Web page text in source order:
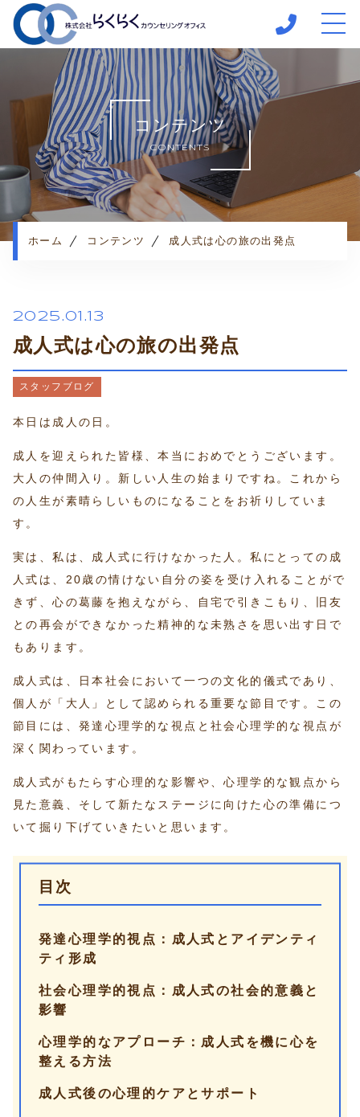
ホーム
当社について
サポートメニュー
心理相談室への
ご案内
ご予約までの流れ
よくある質問
お知らせ
コアカウンセリング
ホームページはこちら
コンテンツ
CONTENTS
ホーム コンテンツ 成人式は心の旅の出発点
2025.01.13
成人式は心の旅の出発点
スタッフブログ
本日は成人の日。
成人を迎えられた皆様、本当におめでとうございます。
大人の仲間入り。新しい人生の始まりですね。これから
の人生が素晴らしいものになることをお祈りしていま
す。
実は、私は、成人式に行けなかった人。私にとっての成
人式は、20歳の情けない自分の姿を受け入れることがで
きず、心の葛藤を抱えながら、自宅で引きこもり、旧友
との再会ができなかった精神的な未熟さを思い出す日で
もあります。
成人式は、日本社会において一つの文化的儀式であり、
個人が「大人」として認められる重要な節目です。この
節目には、発達心理学的な視点と社会心理学的な視点が
深く関わっています。
成人式がもたらす心理的な影響や、心理学的な観点から
見た意義、そして新たなステージに向けた心の準備につ
いて掘り下げていきたいと思います。
目次
発達心理学的視点：成人式とアイデンティ
ティ形成
社会心理学的視点：成人式の社会的意義と
影響
心理学的なアプローチ：成人式を機に心を
整える方法
成人式後の心理的ケアとサポート